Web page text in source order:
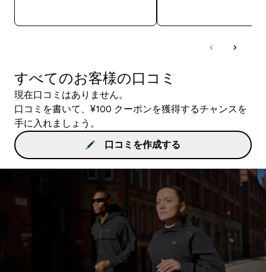
すべてのお客様の口コミ
現在口コミはありません。
口コミを書いて、¥100 クーポンを獲得するチャンスを
手に入れましょう。
口コミを作成する